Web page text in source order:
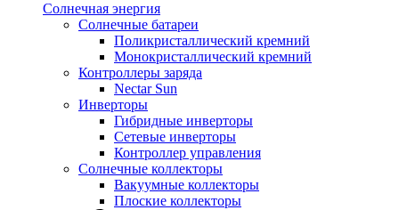
Солнечная энергия
Солнечные батареи
Поликристаллический кремний
Монокристаллический кремний
Контроллеры заряда
Nectar Sun
Инверторы
Гибридные инверторы
Сетевые инверторы
Контроллер управления
Солнечные коллекторы
Вакуумные коллекторы
Плоские коллекторы